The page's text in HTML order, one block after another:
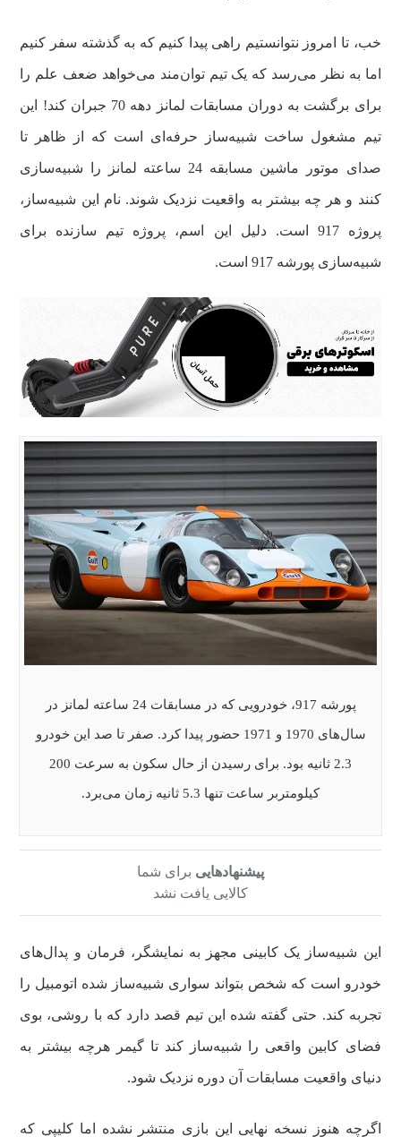
خب، تا امروز نتوانستیم راهی پیدا کنیم که به گذشته سفر کنیم
اما به نظر می‌رسد که یک تیم توان‌مند می‌خواهد ضعف علم را
برای برگشت به دوران مسابقات لمانز دهه 70 جبران کند! این
تیم مشغول ساخت شبیه‌ساز حرفه‌ای است که از ظاهر تا
صدای موتور ماشین مسابقه 24 ساعته لمانز را شبیه‌سازی
کنند و هر چه بیشتر به واقعیت نزدیک شوند. نام این شبیه‌ساز،
پروژه 917 است. دلیل این اسم، پروژه تیم سازنده برای
شبیه‌سازی پورشه 917 است.
پورشه 917، خودرویی که در مسابقات 24 ساعته لمانز در
سال‌های 1970 و 1971 حضور پیدا کرد. صفر تا صد این خودرو
2.3 ثانیه بود. برای رسیدن از حال سکون به سرعت 200
کیلومتربر ساعت تنها 5.3 ثانیه زمان می‌برد.
پیشنهادهایی برای شما
کالایی یافت نشد
این شبیه‌ساز یک کابینی مجهز به نمایشگر، فرمان و پدال‌های
خودرو است که شخص بتواند سواری شبیه‌ساز شده اتومبیل را
تجربه کند. حتی گفته شده این تیم قصد دارد که با روشی، بوی
فضای کابین واقعی را شبیه‌ساز کند تا گیمر هرچه‌ بیشتر به
دنیای واقعیت مسابقات آن دوره نزدیک شود.
اگرچه هنوز نسخه نهایی این بازی منتشر نشده اما کلیپی که